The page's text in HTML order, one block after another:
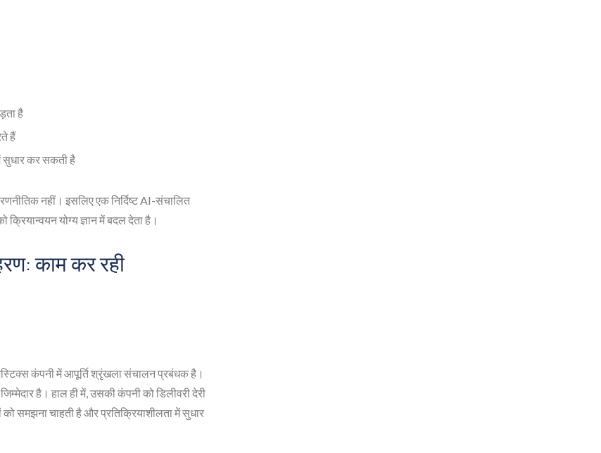
है
हैं
कर सकती है
नहीं। इसलिए एक निर्दिष्ट AI-संचालित
योग्य ज्ञान में बदल देता है।
काम कर रही
कंपनी में आपूर्ति श्रृंखला संचालन प्रबंधक है।
है। हाल ही में, उसकी कंपनी को डिलीवरी देरी
समझना चाहती है और प्रतिक्रियाशीलता में सुधार